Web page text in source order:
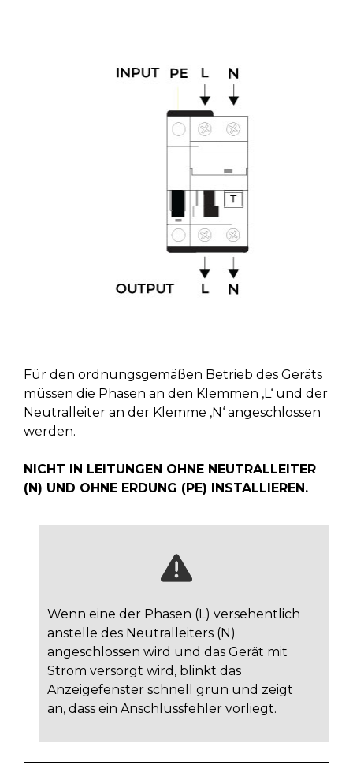
Für den ordnungsgemäßen Betrieb des Geräts
müssen die Phasen an den Klemmen ‚L‘ und der
Neutralleiter an der Klemme ‚N‘ angeschlossen
werden.
NICHT IN LEITUNGEN OHNE NEUTRALLEITER
(N) UND OHNE ERDUNG (PE) INSTALLIEREN.
Wenn eine der Phasen (L) versehentlich
anstelle des Neutralleiters (N)
angeschlossen wird und das Gerät mit
Strom versorgt wird, blinkt das
Anzeigefenster schnell grün und zeigt
an, dass ein Anschlussfehler vorliegt.